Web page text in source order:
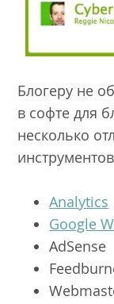
Блогеру не
в софте для
несколько
Analytics
Google
AdSense